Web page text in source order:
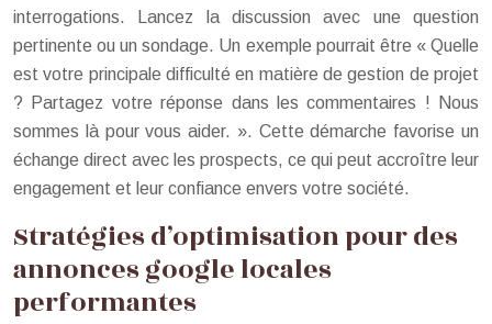
interrogations. Lancez la discussion avec une question
pertinente ou un sondage. Un exemple pourrait être « Quelle
est votre principale difficulté en matière de gestion de projet
? Partagez votre réponse dans les commentaires ! Nous
sommes là pour vous aider. ». Cette démarche favorise un
échange direct avec les prospects, ce qui peut accroître leur
engagement et leur confiance envers votre société.
Stratégies d’optimisation pour des
annonces google locales
performantes